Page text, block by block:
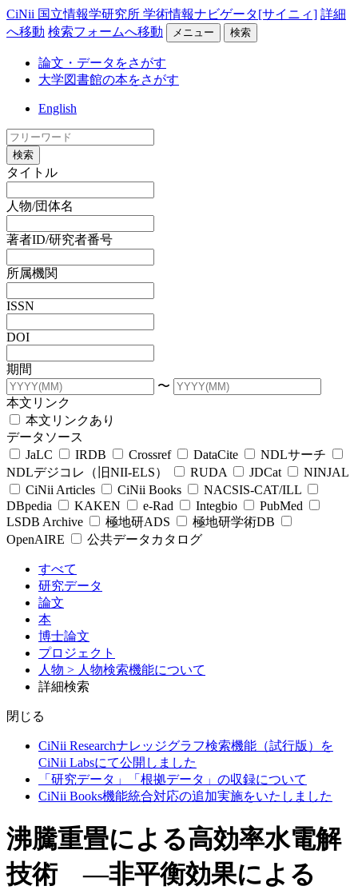
CiNii 国立情報学研究所 学術情報ナビゲータ[サイニィ] 詳細
へ移動 検索フォームへ移動 メニュー 検索
論文・データをさがす
大学図書館の本をさがす
English
検索
タイトル
人物/団体名
著者ID/研究者番号
所属機関
ISSN
DOI
期間
〜
本文リンク
本文リンクあり
データソース
JaLC
IRDB Crossref DataCite
NDLサーチ
NDLデジコレ（旧NII-ELS）
RUDA JDCat
NINJAL
CiNii Articles
CiNii Books
NACSIS-CAT/ILL
DBpedia
KAKEN e-Rad Integbio
PubMed
LSDB Archive
極地研ADS
極地研学術DB
OpenAIRE
公共データカタログ
すべて
研究データ
論文
本
博士論文
プロジェクト
人物 > 人物検索機能について
詳細検索
閉じる
CiNii Researchナレッジグラフ検索機能（試行版）を
CiNii Labsにて公開しました
「研究データ」「根拠データ」の収録について
CiNii Books機能統合対応の追加実施をいたしました
沸騰重畳による高効率水電解
技術 ―非平衡効果による